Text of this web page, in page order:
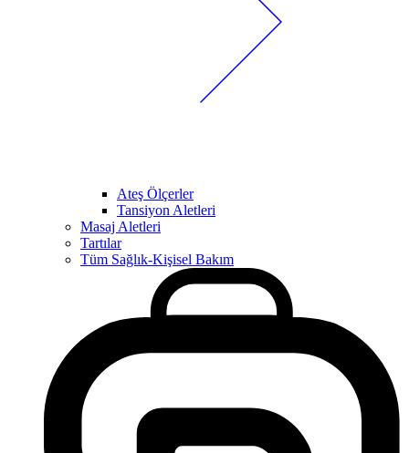
Ateş Ölçerler
Tansiyon Aletleri
Masaj Aletleri
Tartılar
Tüm Sağlık-Kişisel Bakım